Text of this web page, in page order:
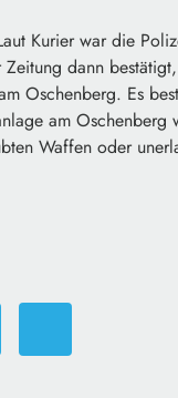
Kurier war die
dann
Oschenberg. Es
am Oschenberg
Waffen oder